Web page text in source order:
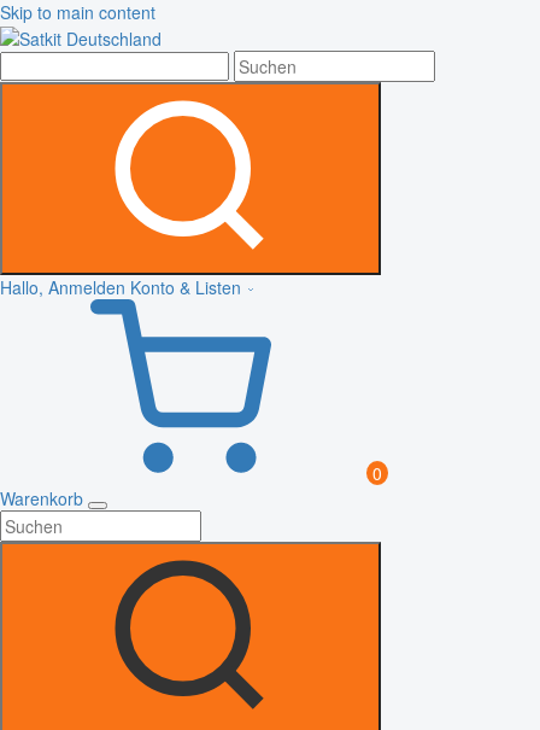
Skip to main content
Hallo, Anmelden Konto & Listen
0
Warenkorb